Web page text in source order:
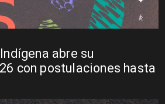
abre su
con postulaciones hasta